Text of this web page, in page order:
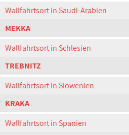
Wallfahrtsort in Saudi-Arabien
MEKKA
Wallfahrtsort in Schlesien
TREBNITZ
Wallfahrtsort in Slowenien
KRAKA
Wallfahrtsort in Spanien